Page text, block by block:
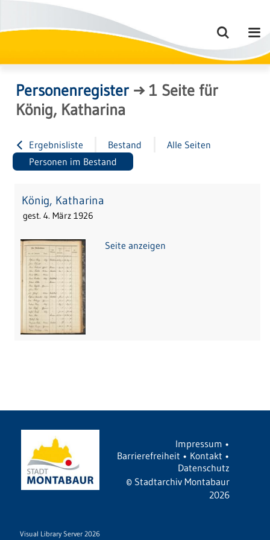
Personenregister→1 Seite für
König, Katharina
Ergebnisliste Bestand
Alle Seiten
Personen im Bestand
König, Katharina
gest. 4. März 1926
Seite anzeigen
Impressum •
Barrierefreiheit • Kontakt •
Datenschutz
© Stadtarchiv Montabaur
2026
Visual Library Server 2026